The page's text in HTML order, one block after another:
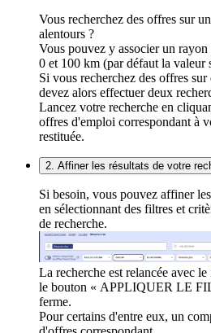
Vous recherchez des offres sur
alentours ?
Vous pouvez y associer un
0 et 100 km (par défaut la valeur
Si vous recherchez des offres
devez alors effectuer deux
Lancez votre recherche en
offres d'emploi correspondant à
restituée.
2. Affiner les résultats de votre
Si besoin, vous pouvez affiner
en sélectionnant des filtres et
de recherche.
La recherche est relancée avec
le bouton « APPLIQUER LE
ferme.
Pour certains d'entre eux, un